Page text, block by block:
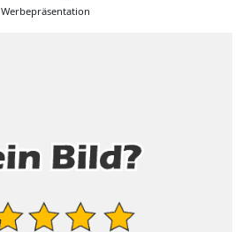
Werbepräsentation